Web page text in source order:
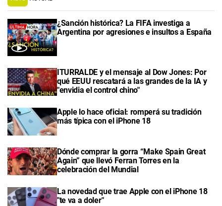
¿Sanción histórica? La FIFA investiga a
Argentina por agresiones e insultos a España
ITURRALDE y el mensaje al Dow Jones: Por
qué EEUU rescatará a las grandes de la IA y
"envidia el control chino"
Apple lo hace oficial: romperá su tradición
más típica con el iPhone 18
Dónde comprar la gorra “Make Spain Great
Again” que llevó Ferran Torres en la
celebración del Mundial
La novedad que trae Apple con el iPhone 18
"te va a doler"